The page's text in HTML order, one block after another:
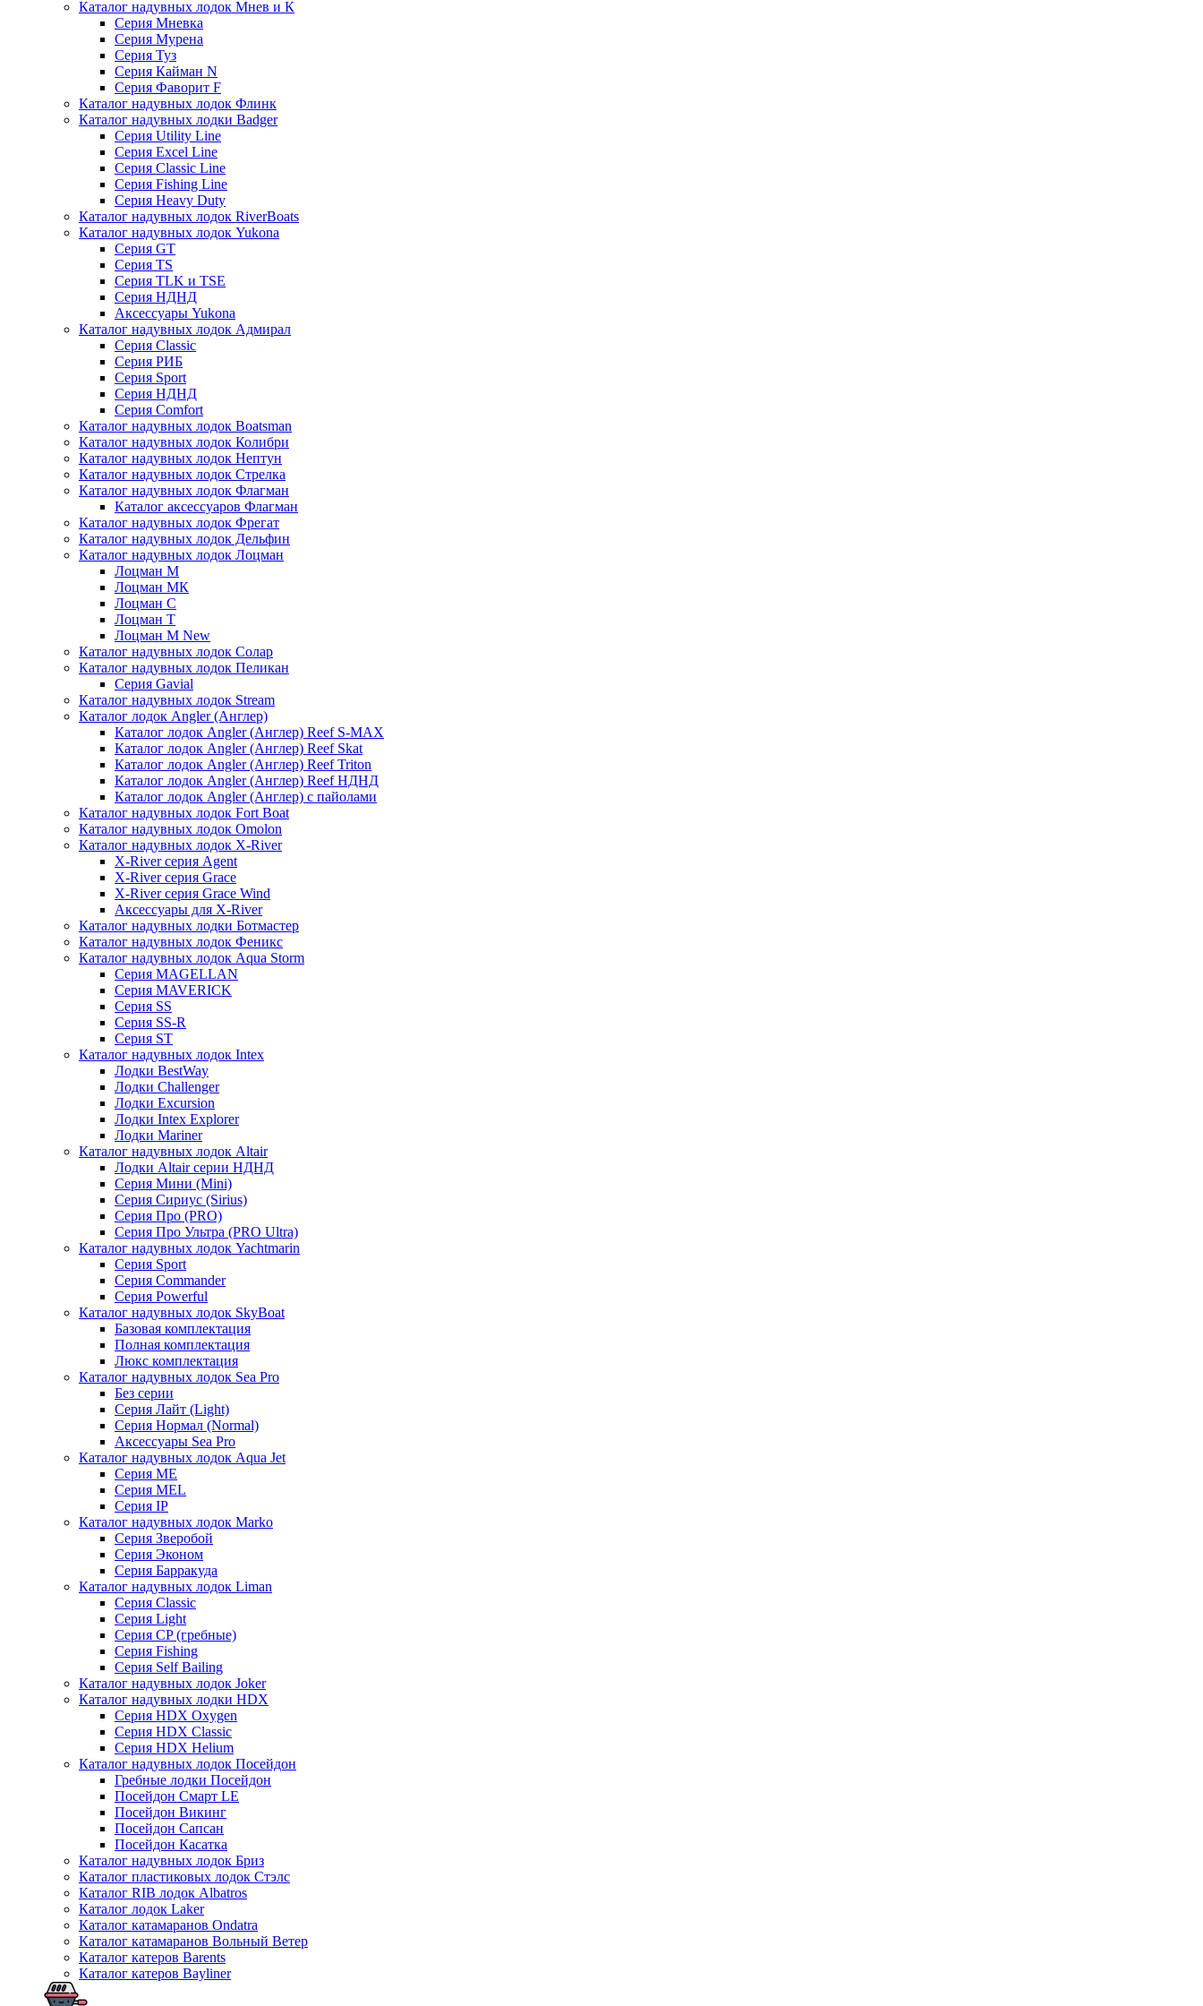
Каталог надувных лодок Мнев и К
Серия Мневка
Серия Мурена
Серия Туз
Серия Кайман N
Серия Фаворит F
Каталог надувных лодок Флинк
Каталог надувных лодки Badger
Серия Utility Line
Серия Excel Line
Серия Classic Line
Серия Fishing Line
Серия Heavy Duty
Каталог надувных лодок RiverBoats
Каталог надувных лодок Yukona
Серия GT
Серия TS
Серия TLK и TSE
Серия НДНД
Аксессуары Yukona
Каталог надувных лодок Адмирал
Серия Classic
Серия РИБ
Серия Sport
Серия НДНД
Серия Comfort
Каталог надувных лодок Boatsman
Каталог надувных лодок Колибри
Каталог надувных лодок Нептун
Каталог надувных лодок Стрелка
Каталог надувных лодок Флагман
Каталог аксессуаров Флагман
Каталог надувных лодок Фрегат
Каталог надувных лодок Дельфин
Каталог надувных лодок Лоцман
Лоцман М
Лоцман МК
Лоцман С
Лоцман Т
Лоцман М New
Каталог надувных лодок Солар
Каталог надувных лодок Пеликан
Серия Gavial
Каталог надувных лодок Stream
Каталог лодок Angler (Англер)
Каталог лодок Angler (Англер) Reef S-MAX
Каталог лодок Angler (Англер) Reef Skat
Каталог лодок Angler (Англер) Reef Triton
Каталог лодок Angler (Англер) Reef НДНД
Каталог лодок Angler (Англер) с пайолами
Каталог надувных лодок Fort Boat
Каталог надувных лодок Omolon
Каталог надувных лодок X-River
X-River серия Agent
X-River серия Grace
X-River серия Grace Wind
Аксессуары для X-River
Каталог надувных лодки Ботмастер
Каталог надувных лодок Феникc
Каталог надувных лодок Aqua Storm
Серия MAGELLAN
Серия MAVERICK
Серия SS
Серия SS-R
Серия ST
Каталог надувных лодок Intex
Лодки BestWay
Лодки Challenger
Лодки Excursion
Лодки Intex Explorer
Лодки Mariner
Каталог надувных лодок Altair
Лодки Altair серии НДНД
Серия Мини (Mini)
Серия Сириус (Sirius)
Серия Про (PRO)
Серия Про Ультра (PRO Ultra)
Каталог надувных лодок Yachtmarin
Серия Sport
Серия Commander
Серия Powerful
Каталог надувных лодок SkyBoat
Базовая комплектация
Полная комплектация
Люкс комплектация
Каталог надувных лодок Sea Pro
Без серии
Серия Лайт (Light)
Серия Нормал (Normal)
Аксессуары Sea Pro
Каталог надувных лодок Aqua Jet
Серия ME
Серия MEL
Серия IP
Каталог надувных лодок Marko
Серия Зверобой
Серия Эконом
Серия Барракуда
Каталог надувных лодок Liman
Серия Classic
Серия Light
Серия CP (гребные)
Серия Fishing
Серия Self Bailing
Каталог надувных лодок Joker
Каталог надувных лодки HDX
Серия HDX Oxygen
Серия HDX Classic
Серия HDX Helium
Каталог надувных лодок Посейдон
Гребные лодки Посейдон
Посейдон Смарт LE
Посейдон Викинг
Посейдон Сапсан
Посейдон Касатка
Каталог надувных лодок Бриз
Каталог пластиковых лодок Стэлс
Каталог RIB лодок Albatros
Каталог лодок Laker
Каталог катамаранов Ondatra
Каталог катамаранов Вольный Ветер
Каталог катеров Barents
Каталог катеров Bayliner